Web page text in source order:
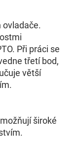
ovladače.
Při práci se
třetí bod,
větší
široké